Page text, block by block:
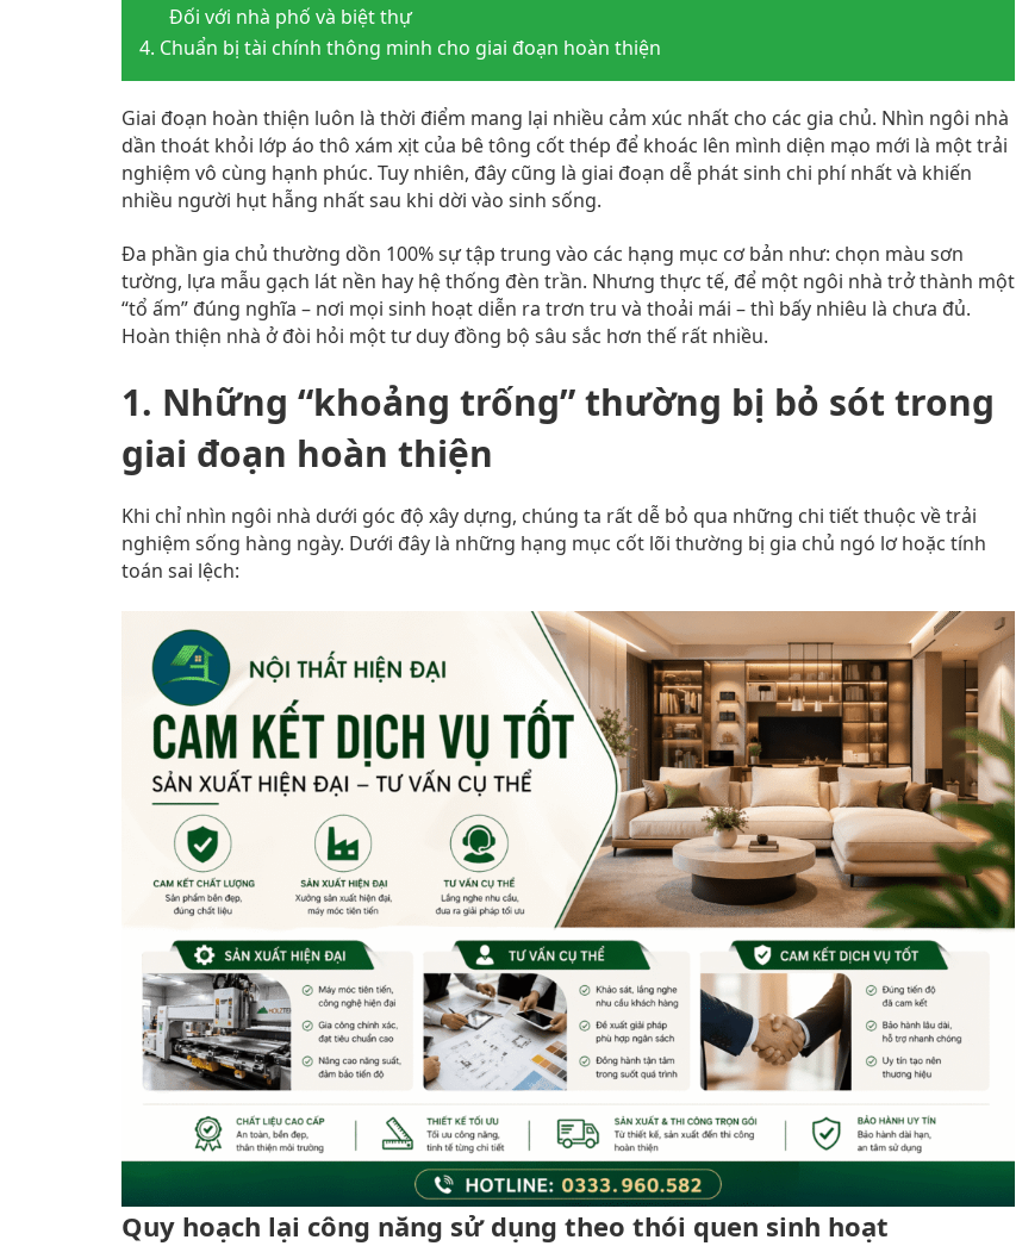
Đối với nhà phố và biệt thự
4. Chuẩn bị tài chính thông minh cho giai đoạn hoàn thiện
Giai đoạn hoàn thiện luôn là thời điểm mang lại nhiều cảm xúc nhất cho các gia chủ. Nhìn ngôi nhà
dần thoát khỏi lớp áo thô xám xịt của bê tông cốt thép để khoác lên mình diện mạo mới là một trải
nghiệm vô cùng hạnh phúc. Tuy nhiên, đây cũng là giai đoạn dễ phát sinh chi phí nhất và khiến
nhiều người hụt hẫng nhất sau khi dời vào sinh sống.
Đa phần gia chủ thường dồn 100% sự tập trung vào các hạng mục cơ bản như: chọn màu sơn
tường, lựa mẫu gạch lát nền hay hệ thống đèn trần. Nhưng thực tế, để một ngôi nhà trở thành một
“tổ ấm” đúng nghĩa – nơi mọi sinh hoạt diễn ra trơn tru và thoải mái – thì bấy nhiêu là chưa đủ.
Hoàn thiện nhà ở đòi hỏi một tư duy đồng bộ sâu sắc hơn thế rất nhiều.
1. Những “khoảng trống” thường bị bỏ sót trong
giai đoạn hoàn thiện
Khi chỉ nhìn ngôi nhà dưới góc độ xây dựng, chúng ta rất dễ bỏ qua những chi tiết thuộc về trải
nghiệm sống hàng ngày. Dưới đây là những hạng mục cốt lõi thường bị gia chủ ngó lơ hoặc tính
toán sai lệch:
Quy hoạch lại công năng sử dụng theo thói quen sinh hoạt